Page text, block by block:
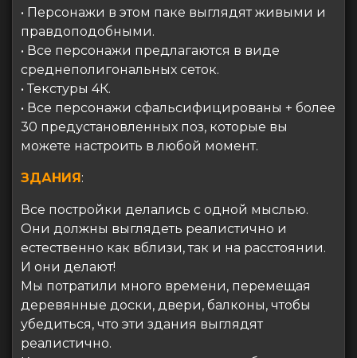
• Персонажи в этом паке выглядят живыми и
правдоподобными.
• Все персонажи предлагаются в виде
среднеполигональных сеток.
• Текстуры 4К.
• Все персонажи сфальсифицированы + более
30 предустановленных поз, которые вы
можете настроить в любой момент.
ЗДАНИЯ:
Все постройки делались с одной мыслью.
Они должны выглядеть реалистично и
естественно как вблизи, так и на расстоянии.
И они делают!
Мы потратили много времени, перемещая
деревянные доски, двери, балконы, чтобы
убедиться, что эти здания выглядят
реалистично.